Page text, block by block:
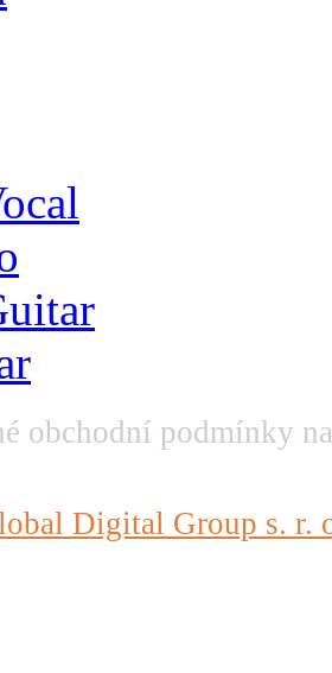
obchodní podmínky
Digital Group s. r.